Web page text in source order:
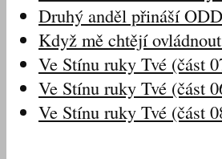
Druhý anděl přináší
Když mě chtějí
Ve Stínu ruky Tvé (část
Ve Stínu ruky Tvé (část
Ve Stínu ruky Tvé (část